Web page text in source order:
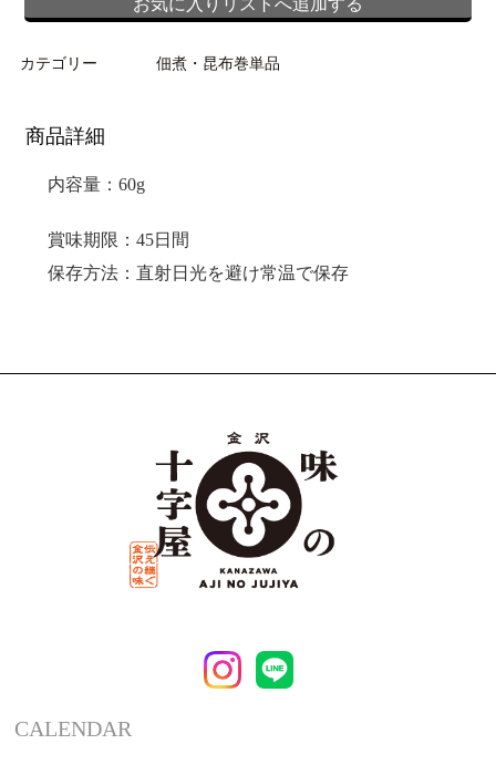
お気に入りリストへ追加する
カテゴリー 佃煮・昆布巻単品
商品詳細
内容量：60g
賞味期限：45日間
保存方法：直射日光を避け常温で保存
CALENDAR